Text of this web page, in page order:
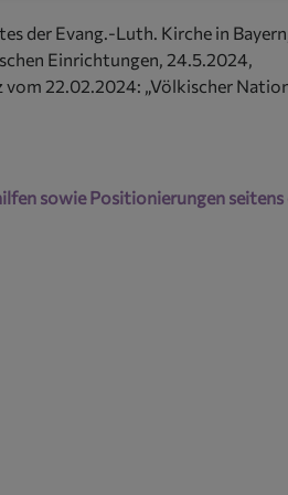
der Evang.-Luth. Kirche in
Einrichtungen, 24.5.2024,
22.02.2024: „Völkischer
sowie Positionierungen seitens